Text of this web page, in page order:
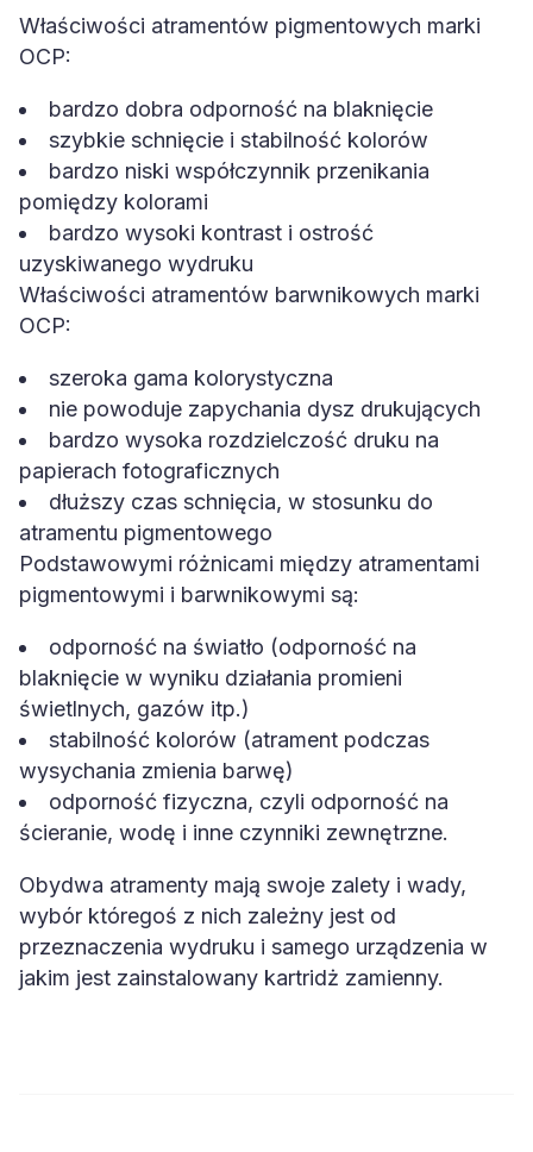
Właściwości atramentów pigmentowych marki
OCP:
bardzo dobra odporność na blaknięcie
szybkie schnięcie i stabilność kolorów
bardzo niski współczynnik przenikania
pomiędzy kolorami
bardzo wysoki kontrast i ostrość
uzyskiwanego wydruku
Właściwości atramentów barwnikowych marki
OCP:
szeroka gama kolorystyczna
nie powoduje zapychania dysz drukujących
bardzo wysoka rozdzielczość druku na
papierach fotograficznych
dłuższy czas schnięcia, w stosunku do
atramentu pigmentowego
Podstawowymi różnicami między atramentami
pigmentowymi i barwnikowymi są:
odporność na światło (odporność na
blaknięcie w wyniku działania promieni
świetlnych, gazów itp.)
stabilność kolorów (atrament podczas
wysychania zmienia barwę)
odporność fizyczna, czyli odporność na
ścieranie, wodę i inne czynniki zewnętrzne.
Obydwa atramenty mają swoje zalety i wady,
wybór któregoś z nich zależny jest od
przeznaczenia wydruku i samego urządzenia w
jakim jest zainstalowany kartridż zamienny.